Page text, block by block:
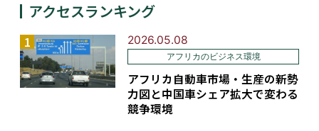
アクセスランキング
2026.05.08
アフリカのビジネス環境
アフリカ自動車市場・生産の新勢
力図と中国車シェア拡大で変わる
競争環境